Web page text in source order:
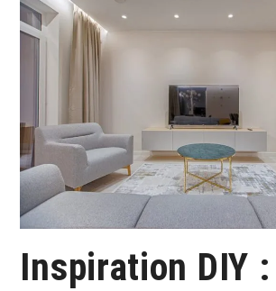
Inspiration DIY :